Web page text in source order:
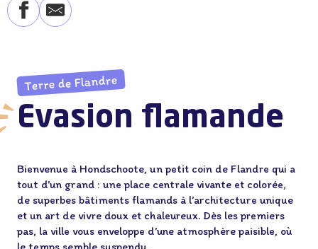
Terre de Flandre
Evasion flamande
Bienvenue à Hondschoote, un petit coin de Flandre qui a
tout d’un grand : une place centrale vivante et colorée,
de superbes bâtiments flamands à l’architecture unique
et un art de vivre doux et chaleureux. Dès les premiers
pas, la ville vous enveloppe d’une atmosphère paisible, où